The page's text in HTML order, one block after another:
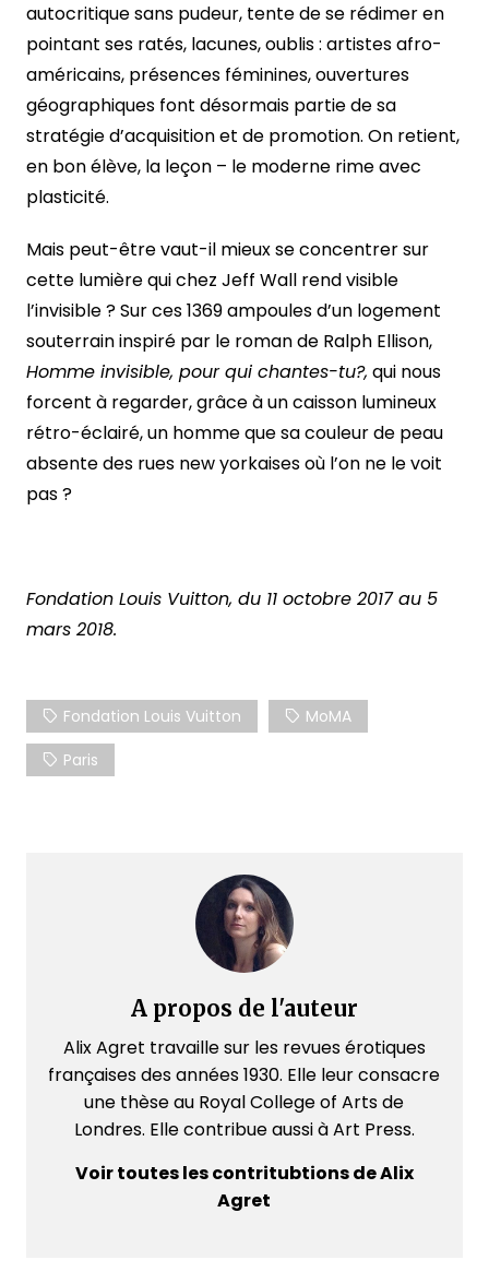
autocritique sans pudeur, tente de se rédimer en
pointant ses ratés, lacunes, oublis : artistes afro-
américains, présences féminines, ouvertures
géographiques font désormais partie de sa
stratégie d’acquisition et de promotion. On retient,
en bon élève, la leçon – le moderne rime avec
plasticité.
Mais peut-être vaut-il mieux se concentrer sur
cette lumière qui chez Jeff Wall rend visible
l’invisible ? Sur ces 1369 ampoules d’un logement
souterrain inspiré par le roman de Ralph Ellison,
Homme invisible, pour qui chantes-tu?, qui nous
forcent à regarder, grâce à un caisson lumineux
rétro-éclairé, un homme que sa couleur de peau
absente des rues new yorkaises où l’on ne le voit
pas ?
Fondation Louis Vuitton, du 11 octobre 2017 au 5
mars 2018.
Fondation Louis Vuitton
MoMA
Paris
A propos de l'auteur
Alix Agret travaille sur les revues érotiques
françaises des années 1930. Elle leur consacre
une thèse au Royal College of Arts de
Londres. Elle contribue aussi à Art Press.
Voir toutes les contritubtions de Alix
Agret